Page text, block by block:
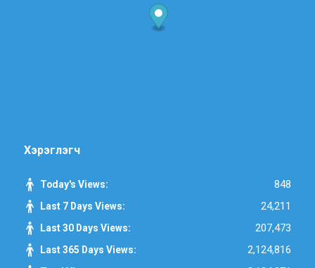
Хэрэглэгч
Today's Views: 848
Last 7 Days Views: 24,211
Last 30 Days Views: 207,473
Last 365 Days Views: 2,124,816